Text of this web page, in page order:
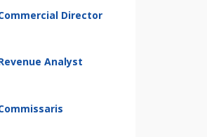
Director
Analyst